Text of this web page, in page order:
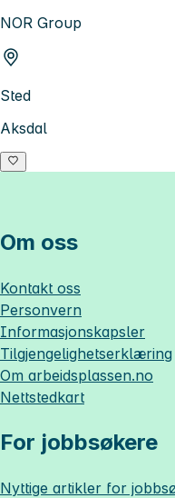
NOR Group
Sted
Aksdal
Om oss
Kontakt oss
Personvern
Informasjonskapsler
Tilgjengelighetserklæring
Om arbeidsplassen.no
Nettstedkart
For jobbsøkere
Nyttige artikler for